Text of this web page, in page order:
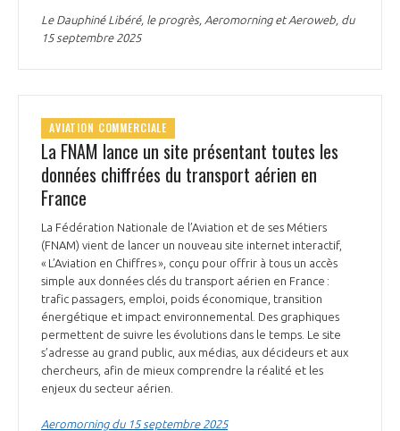
MÉDIATION ET CHARTE D’ENGAGEMENT SUR LES RELATIONS ENTRE
CLIENTS ET FOURNISSEURS
LA MÉDIATION AU-DELÀ DE LA FILIÈRE AÉRONAUTIQUE ET SPATIALE
PRENDRE CONTACT AVEC LE MÉDIATEUR DE LA FILIÈRE
LES ENJEUX
COMPÉTITIVITÉ
EMPLOI & FORMATION
ENVIRONNEMENT
INNOVATION
INTERNATIONALISATION
LES PUBLICATIONS
DOCUMENTS & BROCHURES
RAPPORTS D'ACTIVITÉS
Le Dauphiné Libéré, le progrès, Aeromorning et Aeroweb, du
15 septembre 2025
AVIATION COMMERCIALE
La FNAM lance un site présentant toutes les
données chiffrées du transport aérien en
France
La Fédération Nationale de l’Aviation et de ses Métiers
(FNAM) vient de lancer un nouveau site internet interactif,
« L’Aviation en Chiffres », conçu pour offrir à tous un accès
simple aux données clés du transport aérien en France :
trafic passagers, emploi, poids économique, transition
énergétique et impact environnemental. Des graphiques
permettent de suivre les évolutions dans le temps. Le site
s’adresse au grand public, aux médias, aux décideurs et aux
chercheurs, afin de mieux comprendre la réalité et les
enjeux du secteur aérien.
Aeromorning du 15 septembre 2025
DEMANDE D’ADHÉSION